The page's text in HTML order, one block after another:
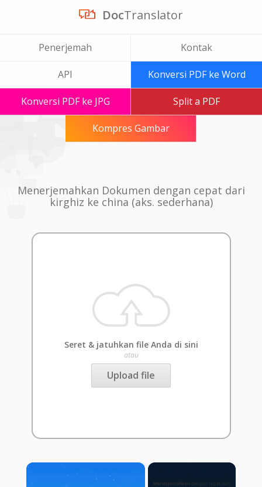
DocTranslator
Penerjemah Kontak
API Konversi PDF ke Word
Konversi PDF ke JPG Split a PDF
Kompres Gambar
Menerjemahkan Dokumen dengan cepat dari
kirghiz ke china (aks. sederhana)
Seret & jatuhkan file Anda di sini
atau
Upload file
×